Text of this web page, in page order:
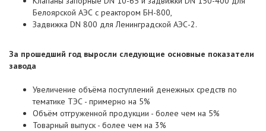
Белоярской АЭС с реактором БН-800,
Задвижка DN 800 для Ленинградской АЭС-2.
За прошедший год выросли следующие основные показатели
завода
Увеличение объёма поступлений денежных средств по
тематике ТЭС - примерно на 5%
Объём отгруженной продукции - более чем на 5%
Товарный выпуск - более чем на 3%